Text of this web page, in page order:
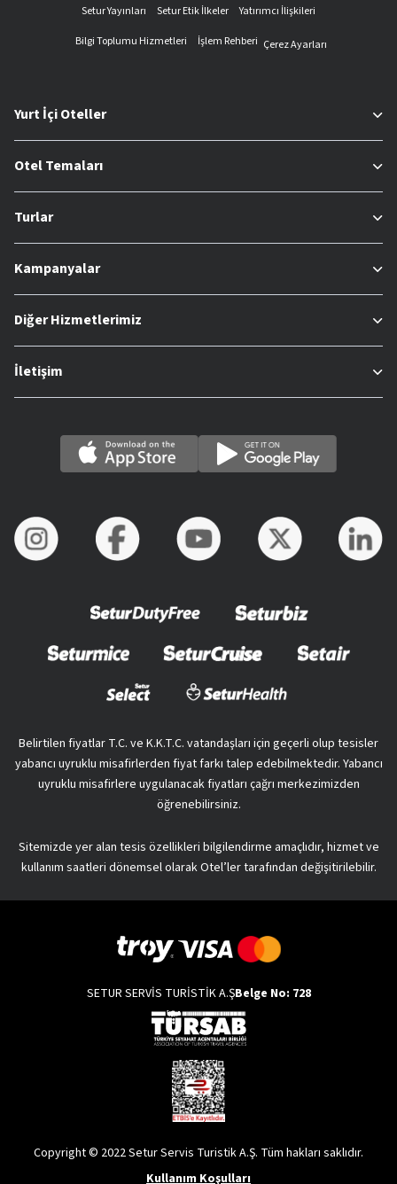
Setur Yayınları
Setur Etik İlkeler
Yatırımcı İlişkileri
Bilgi Toplumu Hizmetleri
İşlem Rehberi Çerez Ayarları
Yurt İçi Oteller
Otel Temaları
Turlar
Kampanyalar
Diğer Hizmetlerimiz
İletişim
Belirtilen fiyatlar T.C. ve K.K.T.C. vatandaşları için geçerli olup tesisler
yabancı uyruklu misafirlerden fiyat farkı talep edebilmektedir. Yabancı
uyruklu misafirlere uygulanacak fiyatları çağrı merkezimizden
öğrenebilirsiniz.
Sitemizde yer alan tesis özellikleri bilgilendirme amaçlıdır, hizmet ve
kullanım saatleri dönemsel olarak Otel’ler tarafından değişitirilebilir.
SETUR SERVİS TURİSTİK A.ŞBelge No: 728
Copyright © 2022 Setur Servis Turistik A.Ş. Tüm hakları saklıdır.
Kullanım Koşulları